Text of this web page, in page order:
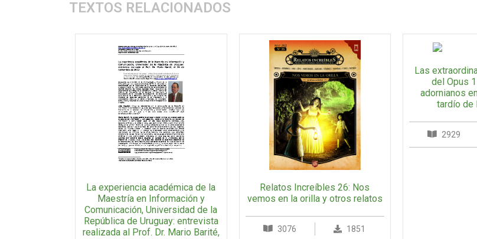
TEXTOS RELACIONADOS
La experiencia académica de la
Maestría en Información y
Comunicación, Universidad de la
República de Uruguay: entrevista
realizada al Prof. Dr. Mario Barité,
Relatos Increíbles 26: Nos
vemos en la orilla y otros relatos
3076 1851
Las
del Opus
adornianos
tardío de
2929